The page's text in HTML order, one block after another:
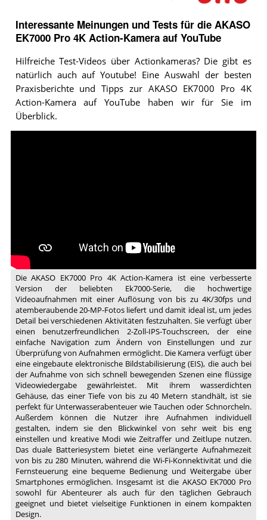
Interessante Meinungen und Tests für die AKASO
EK7000 Pro 4K Action-Kamera auf YouTube
Hilfreiche Test-Videos über Actionkameras? Die gibt es
natürlich auch auf Youtube! Eine Auswahl der besten
Praxisberichte und Tipps zur AKASO EK7000 Pro 4K
Action-Kamera auf YouTube haben wir für Sie im
Überblick.
Die AKASO EK7000 Pro 4K Action-Kamera ist eine verbesserte
Version der beliebten Ek7000-Serie, die hochwertige
Videoaufnahmen mit einer Auflösung von bis zu 4K/30fps und
atemberaubende 20-MP-Fotos liefert und damit ideal ist, um jedes
Detail bei verschiedenen Aktivitäten festzuhalten. Sie verfügt über
einen benutzerfreundlichen 2-Zoll-IPS-Touchscreen, der eine
einfache Navigation zum Ändern von Einstellungen und zur
Überprüfung von Aufnahmen ermöglicht. Die Kamera verfügt über
eine eingebaute elektronische Bildstabilisierung (EIS), die auch bei
der Aufnahme von sich schnell bewegenden Szenen eine flüssige
Videowiedergabe gewährleistet. Mit ihrem wasserdichten
Gehäuse, das einer Tiefe von bis zu 40 Metern standhält, ist sie
perfekt für Unterwasserabenteuer wie Tauchen oder Schnorcheln.
Außerdem können die Nutzer ihre Aufnahmen individuell
gestalten, indem sie den Blickwinkel von sehr weit bis eng
einstellen und kreative Modi wie Zeitraffer und Zeitlupe nutzen.
Das duale Batteriesystem bietet eine verlängerte Aufnahmezeit
von bis zu 280 Minuten, während die Wi-Fi-Konnektivität und die
Fernsteuerung eine bequeme Bedienung und Weitergabe über
Smartphones ermöglichen. Insgesamt ist die AKASO EK7000 Pro
sowohl für Abenteurer als auch für den täglichen Gebrauch
geeignet und bietet vielseitige Funktionen in einem kompakten
Design.